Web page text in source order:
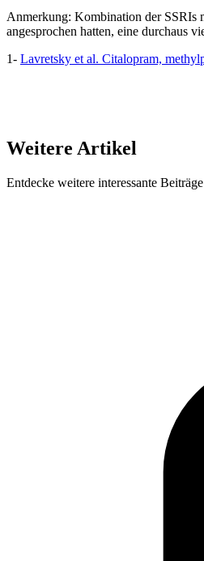
Anmerkung: Kombination der SSRIs
angesprochen hatten, eine durchaus
1- Lavretsky et al. Citalopram,
Weitere Artikel
Entdecke weitere interessante Beiträge